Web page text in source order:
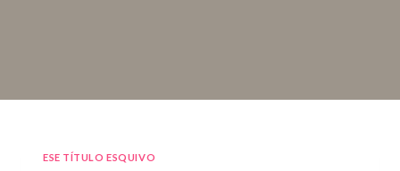
ESE TÍTULO ESQUIVO